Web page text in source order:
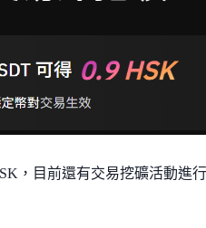
，目前還有交易挖礦活動進行